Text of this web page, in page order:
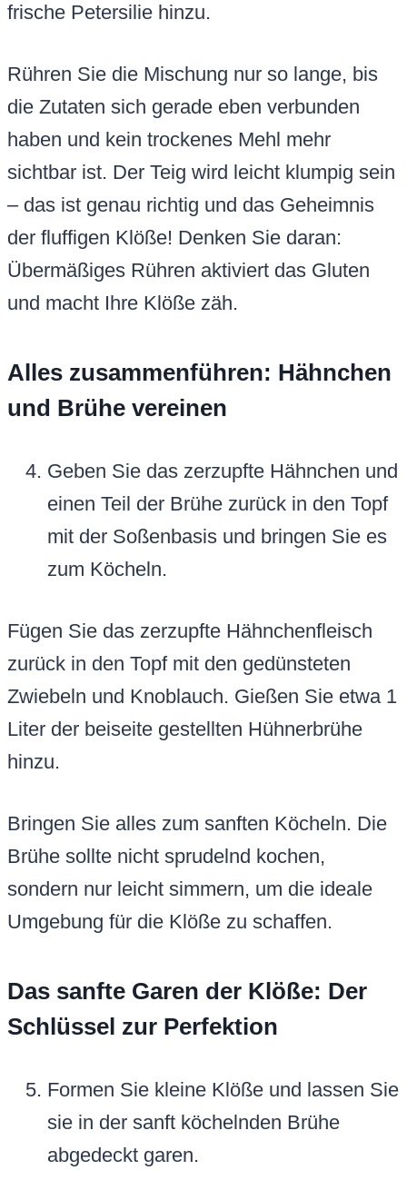
frische Petersilie hinzu.
Rühren Sie die Mischung nur so lange, bis
die Zutaten sich gerade eben verbunden
haben und kein trockenes Mehl mehr
sichtbar ist. Der Teig wird leicht klumpig sein
– das ist genau richtig und das Geheimnis
der fluffigen Klöße! Denken Sie daran:
Übermäßiges Rühren aktiviert das Gluten
und macht Ihre Klöße zäh.
Alles zusammenführen: Hähnchen
und Brühe vereinen
Geben Sie das zerzupfte Hähnchen und
einen Teil der Brühe zurück in den Topf
mit der Soßenbasis und bringen Sie es
zum Köcheln.
Fügen Sie das zerzupfte Hähnchenfleisch
zurück in den Topf mit den gedünsteten
Zwiebeln und Knoblauch. Gießen Sie etwa 1
Liter der beiseite gestellten Hühnerbrühe
hinzu.
Bringen Sie alles zum sanften Köcheln. Die
Brühe sollte nicht sprudelnd kochen,
sondern nur leicht simmern, um die ideale
Umgebung für die Klöße zu schaffen.
Das sanfte Garen der Klöße: Der
Schlüssel zur Perfektion
Formen Sie kleine Klöße und lassen Sie
sie in der sanft köchelnden Brühe
abgedeckt garen.